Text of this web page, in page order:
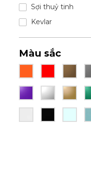
Sợi thuỷ tinh
Kevlar
Màu sắc